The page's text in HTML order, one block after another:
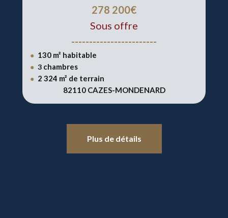
278 200€
Sous offre
------------------------
● 130 m² habitable
● 3 chambres
● 2 324 m² de terrain
82110 CAZES-MONDENARD
Plus de détails